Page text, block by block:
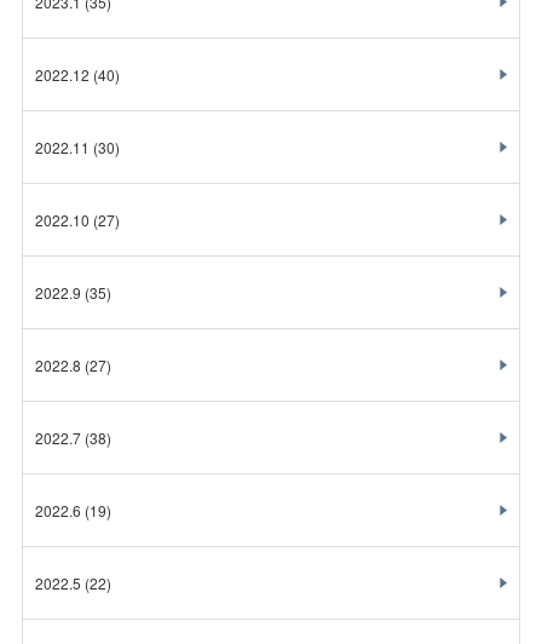
2022.12 (40)
2022.11 (30)
2022.10 (27)
2022.9 (35)
2022.8 (27)
2022.7(38)
2022.6 (19)
2022.5 (22)